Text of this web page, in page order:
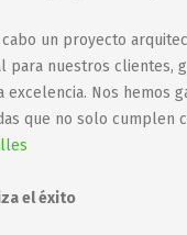
un proyecto
nuestros clientes,
Nos hemos
que no solo cumplen
el éxito